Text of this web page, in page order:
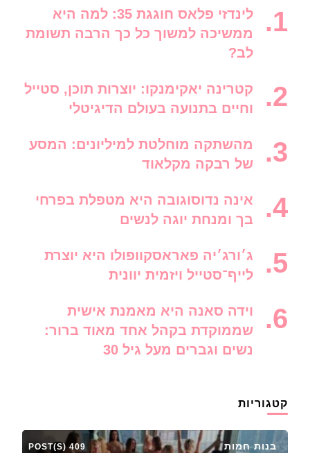
לינדזי פלאס חוגגת 35: למה היא
ממשיכה למשוך כל כך הרבה תשומת
לב?
קטרינה יאקימנקו: יוצרות תוכן, סטייל
וחיים בתנועה בעולם הדיגיטלי
מהשתקה מוחלטת למיליונים: המסע
של רבקה מקלאוד
אינה נדוסוגובה היא מטפלת בפרחי
בך ומנחת יוגה לנשים
ג׳ורג׳יה פאראסקוופולו היא יוצרת
לייף־סטייל ויזמית יוונית
וידה סאנה היא מאמנת אישית
שממוקדת בקהל אחד מאוד ברור:
נשים וגברים מעל גיל 30
קטגוריות
בנות חמות 409 POST(S)